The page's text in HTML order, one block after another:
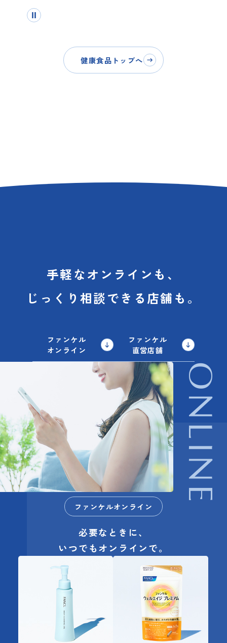
健康食品トップへ
手軽なオンラインも、
じっくり相談できる店舗も。
ファンケル
オンライン
ファンケル
直営店舗
ONLINE
ファンケルオンライン
必要なときに、
いつでもオンラインで。